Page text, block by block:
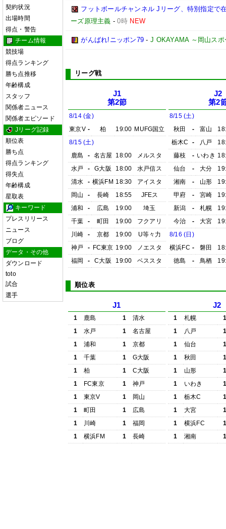
契約状況
出場時間
得点・警告
チーム情報
競技場
得点ランキング
勝ち点推移
年齢構成
スタッフ
関係者ニュース
関係者エピソード
Jリーグ記録
順位表
勝ち点
得点ランキング
得失点
年齢構成
星取表
キーワード
プレスリリース
ニュース
ブログ
データ・その他
ダウンロード
toto
試合
選手
フットボールチャンネル Jリーグ、特別指定で
ーズ原理主義 -0時 NEW
がんばれ!ニッポン79 -J OKAYAMA ～岡山ス
リーグ戦
J1
第2節
8/14 (金)
東京V - 柏 19:00 MUFG国立
8/15 (土)
鹿島
- 名古屋 18:00
メルスタ
水戸
- G大阪 18:00
水戸信ス
清水
- 横浜FM 18:30
アイスタ
岡山
- 長崎 18:55
JFEス
浦和
- 広島 19:00
埼玉
千葉
- 町田 19:00
フクアリ
川崎
- 京都 19:00
U等々力
神戸
- FC東京 19:00
ノエスタ
福岡
- C大阪 19:00 ベススタ
J2
第2
8/15 (土)
秋田
- 富山
栃木C
- 八戸
藤枝
- いわき
仙台
- 大分
湘南
- 山形
甲府
- 宮崎
新潟
- 札幌
今治
- 大宮
8/16 (日)
横浜FC - 磐田
徳島
- 鳥栖
順位表
J1
1 鹿島 1
清水
1
水戸 1
名古屋
1
浦和 1
京都
1
千葉 1
G大阪
1
柏 1
C大阪
1
FC東京 1
神戸
1
東京V 1
岡山
1
町田 1
広島
1
川崎 1
福岡
1
横浜FM 1 長崎
J2
1 札幌
1
八戸
1
仙台
1
秋田
1
山形
1
いわき
1
栃木C
1
大宮
1
横浜FC
1
湘南